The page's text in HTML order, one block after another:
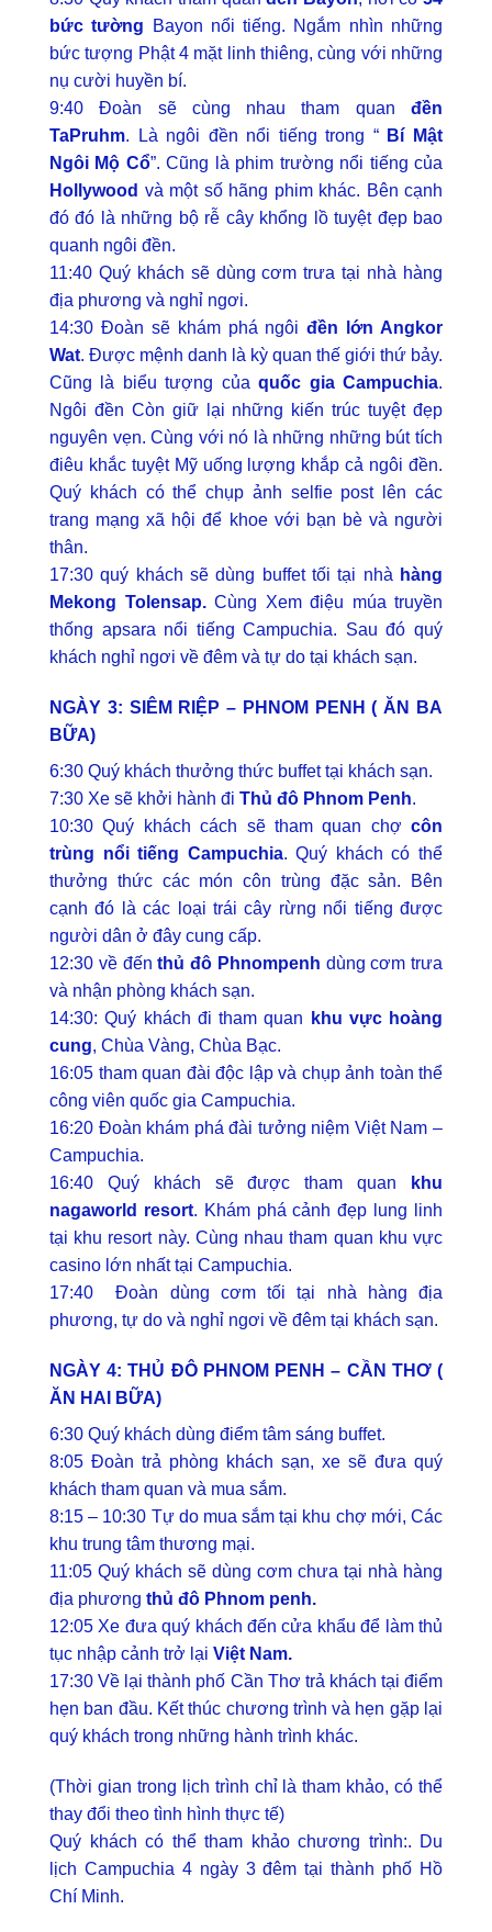
bức tường Bayon nổi tiếng. Ngắm nhìn những
bức tượng Phật 4 mặt linh thiêng, cùng với những
nụ cười huyền bí.
9:40 Đoàn sẽ cùng nhau tham quan đền
TaPruhm. Là ngôi đền nổi tiếng trong “ Bí Mật
Ngôi Mộ Cổ”. Cũng là phim trường nổi tiếng của
Hollywood và một số hãng phim khác. Bên cạnh
đó đó là những bộ rễ cây khổng lồ tuyệt đẹp bao
quanh ngôi đền.
11:40 Quý khách sẽ dùng cơm trưa tại nhà hàng
địa phương và nghỉ ngơi.
14:30 Đoàn sẽ khám phá ngôiđền lớn Angkor
Wat. Được mệnh danh là kỳ quan thế giới thứ bảy.
Cũng là biểu tượng củaquốc gia Campuchia.
Ngôi đền Còn giữ lại những kiến trúc tuyệt đẹp
nguyên vẹn. Cùng với nó là những những bút tích
điêu khắc tuyệt Mỹ uống lượng khắp cả ngôi đền.
Quý khách có thể chụp ảnh selfie post lên các
trang mạng xã hội để khoe với bạn bè và người
thân.
17:30 quý khách sẽ dùng buffet tối tại nhà hàng
Mekong Tolensap.Cùng Xem điệu múa truyền
thống apsara nổi tiếng Campuchia. Sau đó quý
khách nghỉ ngơi về đêm và tự do tại khách sạn.
NGÀY 3: SIÊM RIỆP – PHNOM PENH ( ĂN BA
BỮA)
6:30 Quý khách thưởng thức buffet tại khách sạn.
7:30 Xe sẽ khởi hành đi Thủ đô Phnom Penh.
10:30 Quý khách cách sẽ tham quan chợ côn
trùng nổi tiếng Campuchia. Quý khách có thể
thưởng thức các món côn trùng đặc sản. Bên
cạnh đó là các loại trái cây rừng nổi tiếng được
người dân ở đây cung cấp.
12:30 về đếnthủ đô Phnompenh dùng cơm trưa
và nhận phòng khách sạn.
14:30: Quý khách đi tham quan
khu vực hoàng
cung, Chùa Vàng, Chùa Bạc.
16:05 tham quan đài độc lập và chụp ảnh toàn thể
công viên quốc gia Campuchia.
16:20 Đoàn khám phá đài tưởng niệm Việt Nam –
Campuchia.
16:40 Quý khách sẽ được tham quan
khu
nagaworld resort. Khám phá cảnh đẹp lung linh
tại khu resort này. Cùng nhau tham quan khu vực
casino lớn nhất tại Campuchia.
17:40 Đoàn dùng cơm tối tại nhà hàng địa
phương, tự do và nghỉ ngơi về đêm tại khách sạn.
NGÀY 4: THỦ ĐÔ PHNOM PENH – CẦN THƠ (
ĂN HAI BỮA)
6:30 Quý khách dùng điểm tâm sáng buffet.
8:05 Đoàn trả phòng khách sạn, xe sẽ đưa quý
khách tham quan và mua sắm.
8:15 – 10:30 Tự do mua sắm tại khu chợ mới, Các
khu trung tâm thương mại.
11:05 Quý khách sẽ dùng cơm chưa tại nhà hàng
địa phương thủ đô Phnom penh.
12:05 Xe đưa quý khách đến cửa khẩu để làm thủ
tục nhập cảnh trở lại Việt Nam.
17:30 Về lại thành phố Cần Thơ trả khách tại điểm
hẹn ban đầu. Kết thúc chương trình và hẹn gặp lại
quý khách trong những hành trình khác.
(Thời gian trong lịch trình chỉ là tham khảo, có thể
thay đổi theo tình hình thực tế)
Quý khách có thể tham khảo chương trình:. Du
lịch Campuchia 4 ngày 3 đêm tại thành phố Hồ
Chí Minh.